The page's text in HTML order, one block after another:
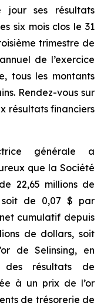
ses résultats
six mois clos le 31
trimestre de
de l’exercice
tous les montants
Rendez-vous sur
résultats financiers
générale a
que la Société
22,65 millions de
soit de 0,07 $ par
cumulatif depuis
de dollars, soit
de Selinsing, en
des résultats de
à un prix de l’or
de trésorerie de